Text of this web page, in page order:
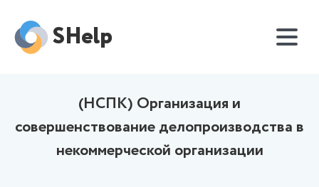
SHelp
(НСПК) Организация и
совершенствование делопроизводства в
некоммерческой организации